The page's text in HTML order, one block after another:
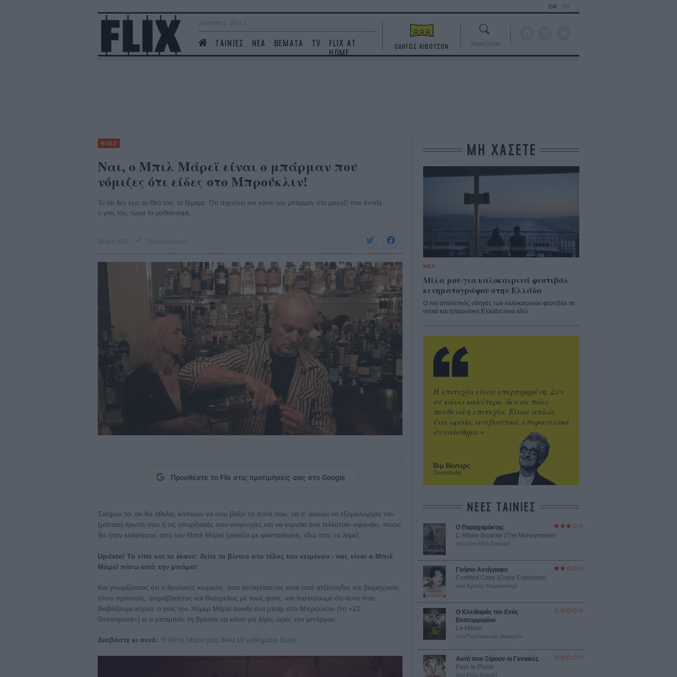
summer days
ΤΑΙΝΙΕΣ ΝΕΑ ΘΕΜΑΤΑ TV
FLIX AT
HOME
GR EN
ΟΔΗΓΟΣ ΑΙΘΟΥΣΩΝ Αναζήτηση
BUZZ
Ναι, ο Μπιλ Μάρεϊ είναι ο μπάρμαν που
νόμιζες ότι είδες στο Μπρούκλιν!
Το ότι δεν έχει το Θεό του, το ξέραμε. Οτι πηγαίνει και κάνει τον μπάρμαν στο μαγαζί που άνοιξε
ο γιος του, τώρα το μαθαίνουμε...
15 Σεπ 2016 Πόλυ Λυκούργου
Προσθέστε το Flix στις προτιμήσεις σας στο Google
Σκέψου το: αν θα ήθελες κάποιον να σου βάζει τα ποτά σου, να σ' ακούει να εξομολογήσε τον
(μάταιο) έρωτά σου ή τις υπαρξιακές σου ανησυχίες και να κερνάει ένα τελευταίο σφηνάκι, ποιος
θα ήταν καλύτερος από τον Μπιλ Μάρεϊ (μοιάζει με φαντασίωση, εδώ που τα λέμε).
Update! Το είπε και το έκανε: δείτε τα βίντεο στο τέλος του κειμένου - ναι, είναι ο Μπιλ
Μάρεϊ πίσω από την μπάρα!
Και γνωρίζοντας ότι ο θρυλικός κωμικός, όσο απλησίαστος είναι από ατζέντηδες και βιομηχανία,
τόσο προσιτός, απρόβλεπτος και θεότρελος με τους φανς, ναι πιστεύουμε ότι αυτό που
διαβάζουμε ισχύει: ο γιος του Χόμερ Μάρεϊ άνοιξε ένα μπαρ στο Μπρούκλιν (το «21
Greenpoint») κι ο μπαμπάς τη βρίσκει να κάνει για λίγες ώρες τον μπάρμαν.
Διαβάστε κι αυτό: Ο Μπιλ Μάρεϊ μάς δίνει 10 μαθήματα ζωήςϊ
ΜΗ ΧΑΣΕΤΕ
ΝΕΑ
Μίλα μου για καλοκαιρινά φεστιβάλ
κινηματογράφου στην Ελλάδα
Ο πιο αναλυτικός οδηγός των καλοκαιρινών φεστιβάλ σε
νησιά και ηπειρωτική Ελλάδα είναι εδώ
Βιμ Βέντερς
Συνέντευξη
Η επιτυχία είναι υπερτιμημένη. Δεν
σε κάνει καλύτερο, δεν σε πάει
πουθενά η επιτυχία. Είναι απλώς
ένα ωραίο, ανεβαστικό, επιφανειακό
συναίσθημα.»
ΝΕΕΣ ΤΑΙΝΙΕΣ
Ο Παραχαράκτης
L’ Affaire Bojarski (The Moneymaker)
του Ζαν-Πολ Σαλομέ
Γνήσιο Αντίγραφο
Certified Copy (Copie Conforme)
του Αμπάς Κιαροστάμι
Ο Κλειδαράς του Ενός
Εκατομμυρίου
Le Million
του Γκρεγκουάρ Βινιερόν
Αυτό που Ξέρουν οι Γυναίκες
Pour le Plaisir
του Ρεέμ Κερισί